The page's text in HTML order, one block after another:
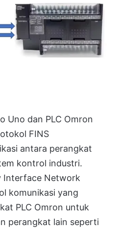
Uno dan PLC Omron
FINS
antara perangkat
kontrol industri.
Interface Network
komunikasi yang
PLC Omron untuk
perangkat lain seperti